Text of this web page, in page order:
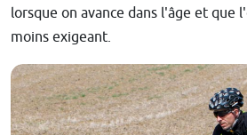
lorsque on avance dans l'âge et que
moins exigeant.